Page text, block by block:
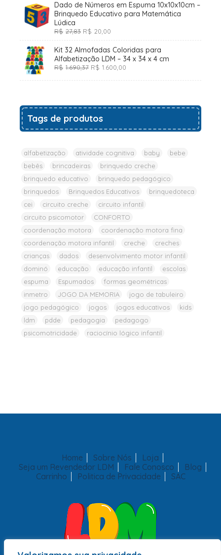
Dado de Números em Espuma 10x10x10cm –
Brinquedo Educativo para Matemática
Lúdica
R$ 27,83 O
original
era:
R$27,83.
R$ 20,00
atual
é:
R$20,00.
Kit 32 Almofadas Coloridas para
Alfabetização LDM – 34 x 34 x 4 cm
R$ 1.690,37 O
R$ 1.600,00
Tags de produtos
alfabetização atividade cognitiva baby
bebe
bebês
brincadeiras
brinquedo creche
brinquedo educativo
brinquedo pedagógico
brinquedos
Brinquedos Educativos
brinquedoteca
cei
circuito creche
circuito infantil
circuito psicomotor
CONFORTO
coordenação motora
coordenação motora fina
coordenação motora infantil
creche
creches
crianças
dados
desenvolvimento motor infantil
dominó
educação educação infantil
escolas
espuma
Espumados
formas geométricas
inmetro
JOGO DA MEMORIA
jogo de tabuleiro
jogo pedagógico
jogos jogos educativos
kids
ldm
pdde pedagogia
pedagogo
psicomotricidade
raciocínio lógico infantil
Home Sobre Nós
Loja
Seja um Revendedor LDM
Fale Conosco
Blog
Carrinho
Politica de Privacidade SAC